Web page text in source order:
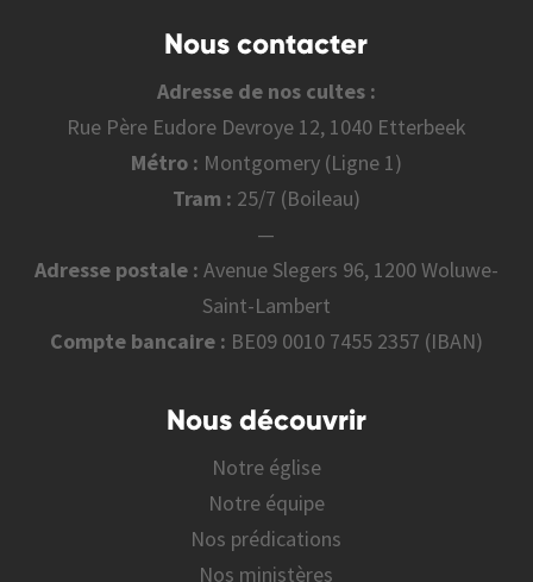
Nous contacter
Adresse de nos cultes :
Rue Père Eudore Devroye 12, 1040 Etterbeek
Métro : Montgomery (Ligne 1)
Tram : 25/7 (Boileau)
—
Adresse postale : Avenue Slegers 96, 1200 Woluwe-
Saint-Lambert
Compte bancaire : BE09 0010 7455 2357 (IBAN)
Nous découvrir
Notre église
Notre équipe
Nos prédications
Nos ministères